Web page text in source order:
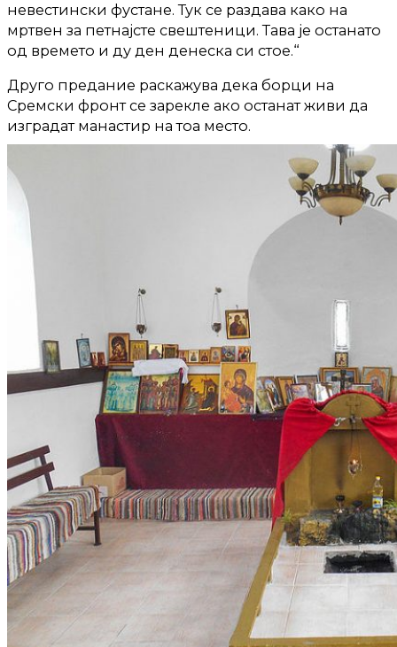
невестински фустане. Тук се раздава како на
мртвен за петнајсте свештеници. Тава је останато
од времето и ду ден денеска си стое.“
Друго предание раскажува дека борци на
Сремски фронт се зарекле ако останат живи да
изградат манастир на тоа место.